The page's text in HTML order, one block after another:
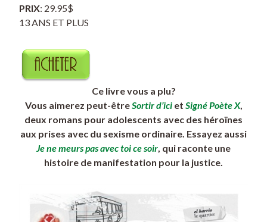
PRIX: 29.95$
13 ANS ET PLUS
Ce livre vous a plu?
Vous aimerez peut-êtreSortir d’iciet Signé Poète X,
deux romans pour adolescents avec des héroïnes
aux prises avec du sexisme ordinaire. Essayez aussi
Je ne meurs pas avec toi ce soir , qui raconte une
histoire de manifestation pour la justice.